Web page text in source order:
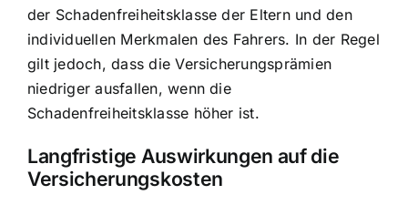
der Schadenfreiheitsklasse der Eltern und den
individuellen Merkmalen des Fahrers. In der Regel
gilt jedoch, dass die Versicherungsprämien
niedriger ausfallen, wenn die
Schadenfreiheitsklasse höher ist.
Langfristige Auswirkungen auf die
Versicherungskosten